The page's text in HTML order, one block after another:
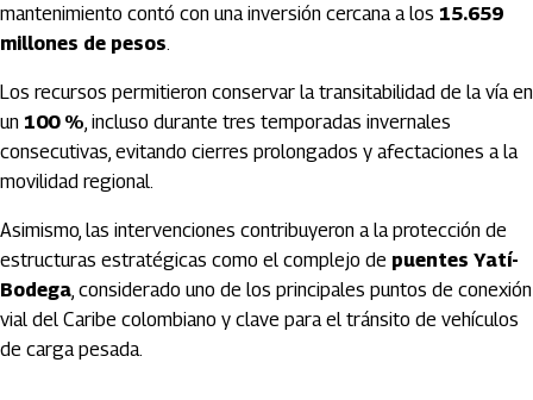
mantenimiento contó con una inversión cercana a los 15.659
millones de pesos.
Los recursos permitieron conservar la transitabilidad de la vía en
un 100 %, incluso durante tres temporadas invernales
consecutivas, evitando cierres prolongados y afectaciones a la
movilidad regional.
Asimismo, las intervenciones contribuyeron a la protección de
estructuras estratégicas como el complejo de puentes Yatí-
Bodega, considerado uno de los principales puntos de conexión
vial del Caribe colombiano y clave para el tránsito de vehículos
de carga pesada.